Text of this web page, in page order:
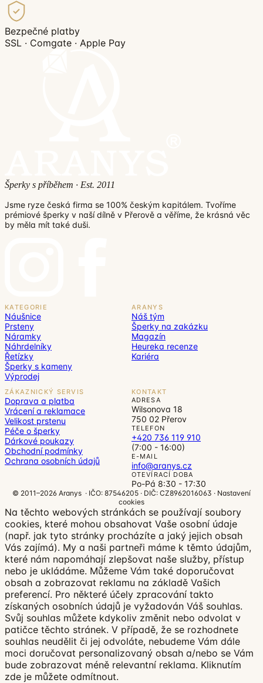
Bezpečné platby
SSL · Comgate · Apple Pay
Šperky s příběhem · Est. 2011
Jsme ryze česká firma se 100% českým kapitálem. Tvoříme
prémiové šperky v naší dílně v Přerově a věříme, že krásná věc
by měla mít také duši.
KATEGORIE
Náušnice
Prsteny
Náramky
Náhrdelníky
Řetízky
Šperky s kameny
Výprodej
ARANYS
Náš tým
Šperky na zakázku
Magazín
Heureka recenze
Kariéra
ZÁKAZNICKÝ SERVIS
Doprava a platba
Vrácení a reklamace
Velikost prstenu
Péče o šperky
Dárkové poukazy
Obchodní podmínky
Ochrana osobních údajů
KONTAKT
ADRESA
Wilsonova 18
750 02 Přerov
TELEFON
+420 736 119 910
(7:00 - 16:00)
E-MAIL
info@aranys.cz
OTEVÍRACÍ DOBA
Po-Pá 8:30 - 17:30
© 2011–2026 Aranys · IČO: 87546205 · DIČ: CZ8962016063 · Nastavení
cookies
Na těchto webových stránkách se používají soubory
cookies, které mohou obsahovat Vaše osobní údaje
(např. jak tyto stránky procházíte a jaký jejich obsah
Vás zajímá). My a naši partneři máme k těmto údajům,
které nám napomáhají zlepšovat naše služby, přístup
nebo je ukládáme. Můžeme Vám také doporučovat
obsah a zobrazovat reklamu na základě Vašich
preferencí. Pro některé účely zpracování takto
získaných osobních údajů je vyžadován Váš souhlas.
Svůj souhlas můžete kdykoliv změnit nebo odvolat v
patičce těchto stránek. V případě, že se rozhodnete
souhlas neudělit či jej odvoláte, nebudeme Vám dále
moci doručovat personalizovaný obsah a/nebo se Vám
bude zobrazovat méně relevantní reklama. Kliknutím
zde je můžete odmítnout.